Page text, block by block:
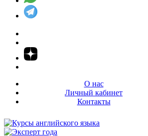
О нас
Личный кабинет
Контакты